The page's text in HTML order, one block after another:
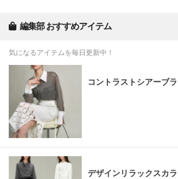
編集部 おすすめアイテム
気になるアイテムを毎日更新中！
コントラストシアーブ
デザインリラックスカ